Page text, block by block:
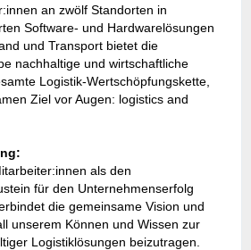
an zwölf Standorten in
Software- und Hardwarelösungen
und Transport bietet die
nachhaltige und wirtschaftliche
Logistik-Wertschöpfungskette,
Ziel vor Augen: logistics and
als den
für den Unternehmenserfolg
die gemeinsame Vision und
unserem Können und Wissen zur
Logistiklösungen beizutragen.